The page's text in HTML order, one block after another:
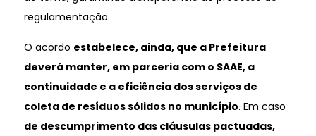
regulamentação.
O acordo estabelece, ainda, que a Prefeitura
deverá manter, em parceria com o SAAE, a
continuidade e a eficiência dos serviços de
coleta de resíduos sólidos no município. Em caso
de descumprimento das cláusulas pactuadas,